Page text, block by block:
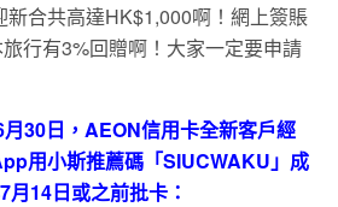
合共高達HK$1,000啊！網上簽賬
行有3%回贈啊！大家一定要申請
月30日， AEON信用卡全新客戶經
用小斯推薦碼「SIUCWAKU 」成
月14日或之前批卡：